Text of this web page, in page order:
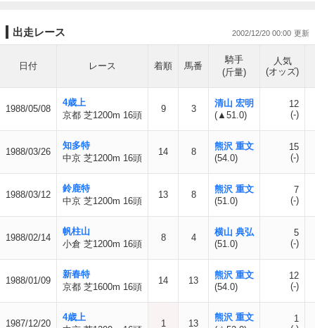
出走レース 2002/12/20 00:00
日付 レース 着順 馬番
騎手
(斤量)
人気
(オッズ)
1988/05/08
4歳上
京都 芝1200m 16頭
9 3
清山 宏明
(▲51.0)
12
(-)
1988/03/26
知多特
中京 芝1200m 16頭
14 8
熊沢 重文
(54.0)
15
(-)
1988/03/12
鈴鹿特
中京 芝1200m 16頭
13 8
熊沢 重文
(51.0)
7
(-)
1988/02/14
帆柱山
小倉 芝1200m 16頭
8 4
横山 典弘
(51.0)
5
(-)
1988/01/09
新春特
京都 芝1600m 16頭
14 13
熊沢 重文
(54.0)
12
(-)
1987/12/20
4歳上
1 13
熊沢 重文
1